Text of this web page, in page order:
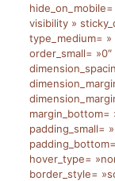
visibility »
type_medium= »
order_small=
margin_bottom=
padding_small=
hover_type=
border_style=